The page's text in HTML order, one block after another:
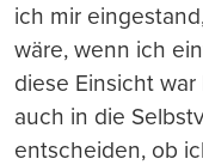
ich mir
wäre, wenn ich
diese Einsicht
auch in die
entscheiden, ob